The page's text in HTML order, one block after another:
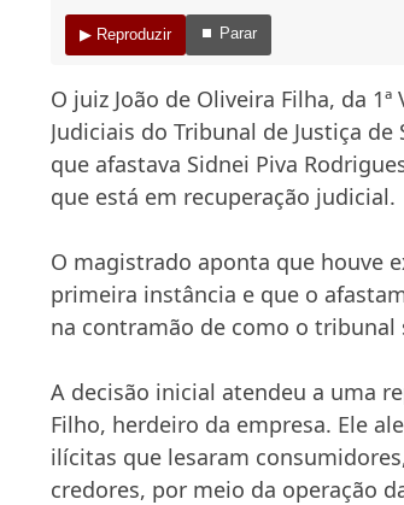
▶ Reproduzir ⏹ Parar
O juiz João de Oliveira Filha, da
Judiciais do Tribunal de Justiça de
que afastava Sidnei Piva
que está em recuperação judicial.
O magistrado aponta que houve
primeira instância e que o
na contramão de como o tribunal
A decisão inicial atendeu a uma
Filho, herdeiro da empresa. Ele
ilícitas que lesaram
credores, por meio da operação